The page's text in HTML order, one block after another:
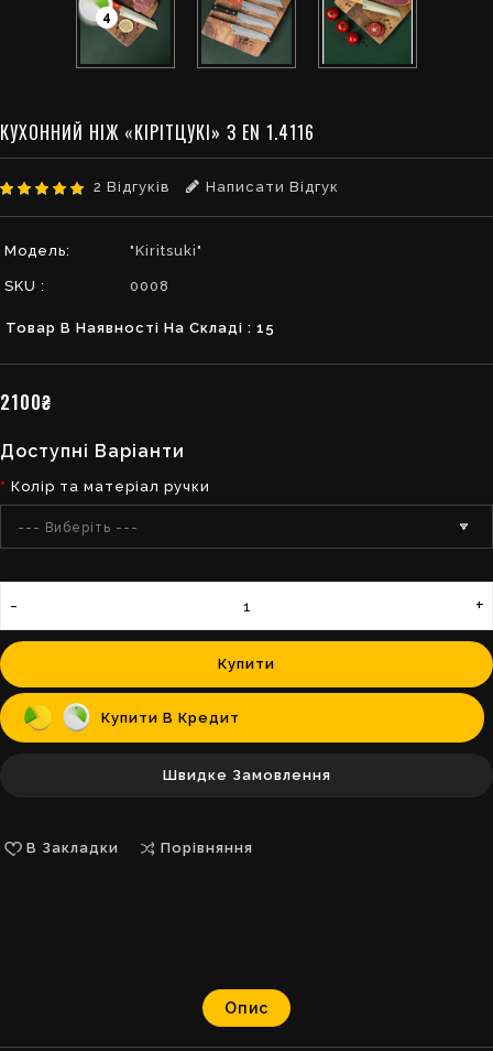
4
КУХОННИЙ НІЖ «КІРІТЦУКІ» З EN 1.4116
2 Відгуків Написати Відгук
Модель: "Kiritsuki"
SKU : 0008
Товар В Наявності На Складі : 15
2100₴
Доступні Варіанти
Колір та матеріал ручки
--- Виберіть ---
Купити
Купити В Кредит
Швидке Замовлення
В Закладки Порівняння
Опис